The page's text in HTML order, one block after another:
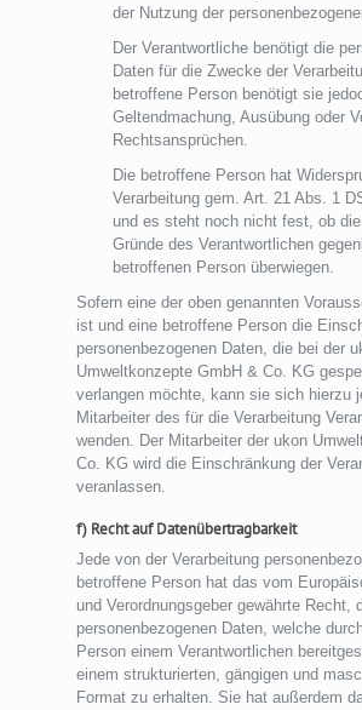
der Nutzung der
Der Verantwortliche benötigt die
Daten für die Zwecke der
betroffene Person benötigt sie
Geltendmachung, Ausübung oder
Rechtsansprüchen.
Die betroffene Person hat
Verarbeitung gem. Art. 21 Abs. 1
und es steht noch nicht fest, ob
Gründe des Verantwortlichen
betroffenen Person überwiegen.
Sofern eine der oben genannten
ist und eine betroffene Person die
personenbezogenen Daten, die bei der
Umweltkonzepte GmbH & Co. KG
verlangen möchte, kann sie sich hierzu
Mitarbeiter des für die Verarbeitung
wenden. Der Mitarbeiter der ukon
Co. KG wird die Einschränkung der
veranlassen.
f) Recht auf Datenübertragbarkeit
Jede von der Verarbeitung
betroffene Person hat das vom
und Verordnungsgeber gewährte Recht,
personenbezogenen Daten, welche
Person einem Verantwortlichen
einem strukturierten, gängigen und
Format zu erhalten. Sie hat außerdem